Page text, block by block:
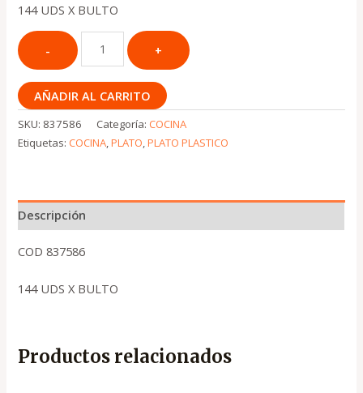
144 UDS X BULTO
AÑADIR AL CARRITO
SKU: 837586 Categoría:COCINA
Etiquetas:COCINA,PLATO,PLATO PLASTICO
Descripción
COD 837586
144 UDS X BULTO
Productos relacionados